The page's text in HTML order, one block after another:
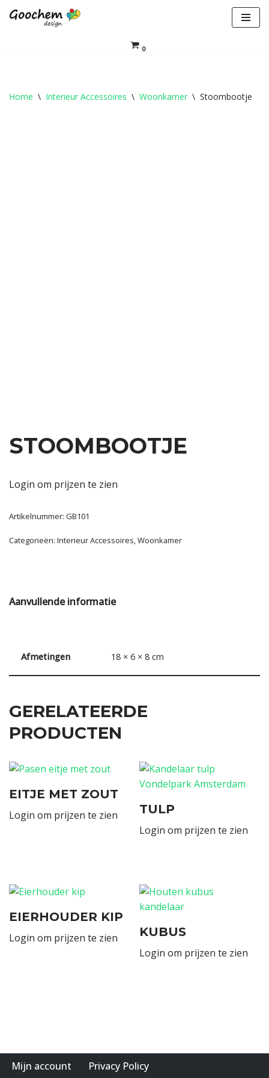
0
Home \ Interieur Accessoires \ Woonkamer \ Stoombootje
STOOMBOOTJE
Login om prijzen te zien
Artikelnummer: GB101
Categorieën: Interieur Accessoires Woonkamer
Aanvullende informatie
Afmetingen 18 × 6 × 8 cm
GERELATEERDE
PRODUCTEN
EITJE MET ZOUT
Login om prijzen te zien TULP
Login om prijzen te zien
EIERHOUDER KIP
Login om prijzen te zien KUBUS
Login om prijzen te zien
Mijn account
Privacy Policy